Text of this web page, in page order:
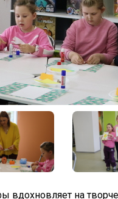
вдохновляет на